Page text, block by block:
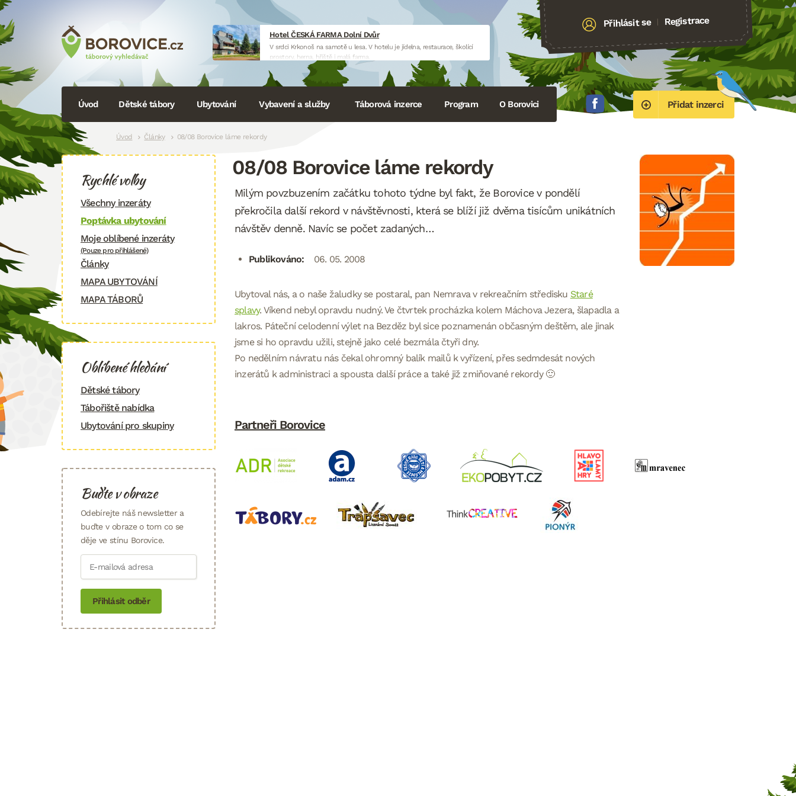
Hotel ČESKÁ FARMA Dolní Dvůr
V srdci Krkonoš na samotě u lesa. V hotelu je jídelna, restaurace, školící
prostory, herna, hřiště i malá farma.
www.hotelceskafarma.cz
Přihlásit se | Registrace
Přidat inzerci
Navigace
Úvod Dětské tábory Ubytování Vybavení a služby Táborová inzerce Program O Borovici
Drobečková
Úvod Články 08/08 Borovice láme rekordy
08/08 Borovice láme rekordy
Milým povzbuzením začátku tohoto týdne byl fakt, že Borovice v pondělí
překročila další rekord v návštěvnosti, která se blíží již dvěma tisícům unikátních
návštěv denně. Navíc se počet zadaných…
Publikováno: 06. 05. 2008
Ubytoval nás, a o naše žaludky se postaral, pan Nemrava v rekreačním středisku Staré
splavy. Víkend nebyl opravdu nudný. Ve čtvrtek procházka kolem Máchova Jezera, šlapadla a
lakros. Páteční celodenní výlet na Bezděz byl sice poznamenán občasným deštěm, ale jinak
jsme si ho opravdu užili, stejně jako celé bezmála čtyři dny.
Po nedělním návratu nás čekal ohromný balík mailů k vyřízení, přes sedmdesát nových
inzerátů k administraci a spousta další práce a také již zmiňované rekordy 🙂
Partneři Borovice
Rychlé volby
Všechny inzeráty
Poptávka ubytování
Moje oblíbené inzeráty
(Pouze pro přihlášené)
Články
MAPA UBYTOVÁNÍ
MAPA TÁBORŮ
Oblíbené hledání
Dětské tábory
Tábořiště nabídka
Ubytování pro skupiny
Buďte v obraze
Odebírejte náš newsletter a
buďte v obraze o tom co se
děje ve stínu Borovice.
Přihlásit odběr